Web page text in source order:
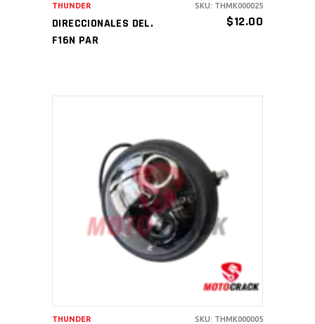
DIRECCIONALES DEL.
F16N PAR
$12.00
THUNDER SKU: THMK000025
AÑADIR AL CARRITO
THUNDER SKU: THMK000005